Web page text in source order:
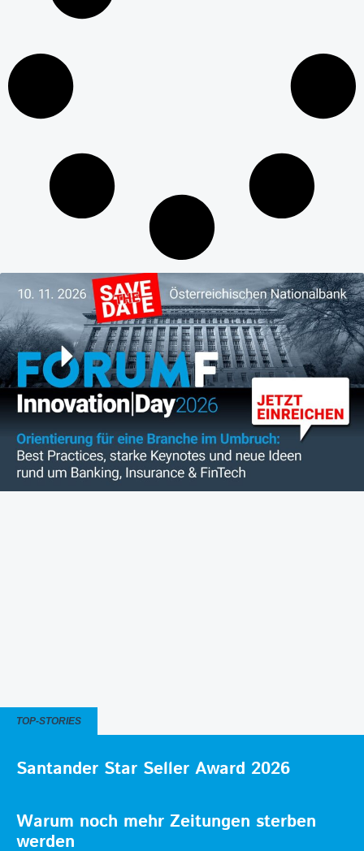
TOP-STORIES
Santander Star Seller Award 2026
Warum noch mehr Zeitungen sterben
werden